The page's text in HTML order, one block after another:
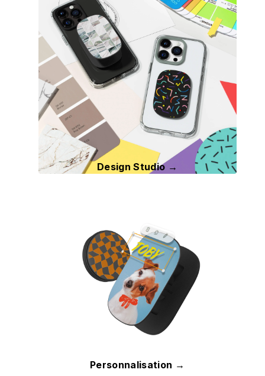
Design Studio →
Personnalisation →